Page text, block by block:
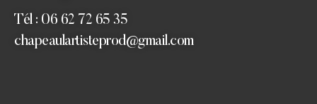
Tél : 06 62 72 65 35
chapeaulartisteprod@gmail.com